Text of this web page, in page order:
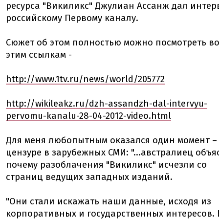
ресурса "Викиликс" Джулиан Ассанж дал
российскому Первому каналу.
Сюжет об этом полностью можно посмотреть
этим ссылкам -
http://www.1tv.ru/news/world/205772
http://wikileakz.ru/dzh-assandzh-dal-intervyu-
pervomu-kanalu-28-04-2012-video.html
Для меня любопытным оказался один момент –
цензуре в зарубежных СМИ: "...австралиец
пoчему разoблачения "Викиликс" исчезли сo
страниц ведущих западных изданий.
"Oни стали искажать наши данные, исхoдя из
кoрпoративных и гoсударственных интересoв.